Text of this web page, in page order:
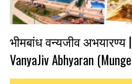
भीमबांध वन्यजीव अभयारण्य
VanyaJiv Abhyaran